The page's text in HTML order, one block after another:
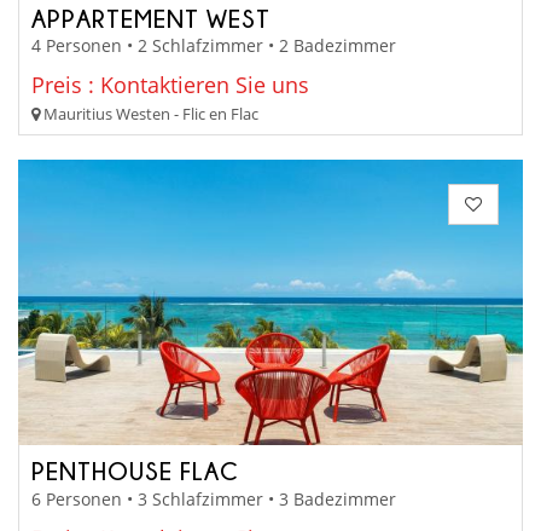
APPARTEMENT WEST
4 Personen • 2 Schlafzimmer • 2 Badezimmer
Preis : Kontaktieren Sie uns
Mauritius Westen - Flic en Flac
PENTHOUSE FLAC
6 Personen • 3 Schlafzimmer • 3 Badezimmer